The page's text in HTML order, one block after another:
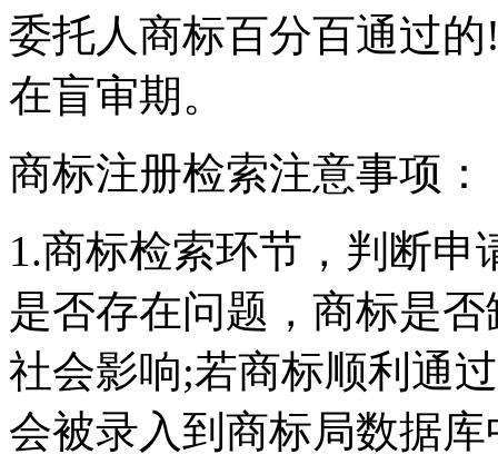
委托人商标百分百通过
在盲审期。
商标注册检索注意事项：
1.商标检索环节，判断
是否存在问题，商标是
社会影响;若商标顺利通
会被录入到商标局数据库